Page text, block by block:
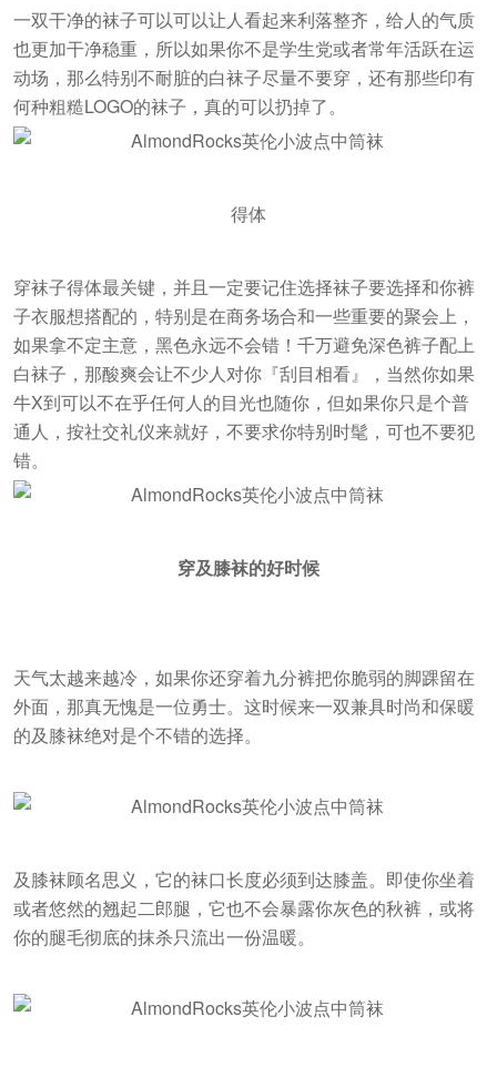
一双干净的袜子可以可以让人看起来利落整齐，给人的气质
也更加干净稳重，所以如果你不是学生党或者常年活跃在运
动场，那么特别不耐脏的白袜子尽量不要穿，还有那些印有
何种粗糙LOGO的袜子，真的可以扔掉了。
得体
穿袜子得体最关键，并且一定要记住选择袜子要选择和你裤
子衣服想搭配的，特别是在商务场合和一些重要的聚会上，
如果拿不定主意，黑色永远不会错！千万避免深色裤子配上
白袜子，那酸爽会让不少人对你『刮目相看』，当然你如果
牛X到可以不在乎任何人的目光也随你，但如果你只是个普
通人，按社交礼仪来就好，不要求你特别时髦，可也不要犯
错。
穿及膝袜的好时候
天气太越来越冷，如果你还穿着九分裤把你脆弱的脚踝留在
外面，那真无愧是一位勇士。这时候来一双兼具时尚和保暖
的及膝袜绝对是个不错的选择。
及膝袜顾名思义，它的袜口长度必须到达膝盖。即使你坐着
或者悠然的翘起二郎腿，它也不会暴露你灰色的秋裤，或将
你的腿毛彻底的抹杀只流出一份温暖。